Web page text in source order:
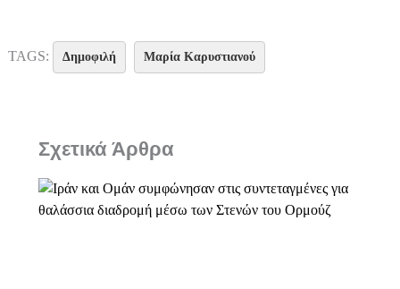
TAGS: Δημοφιλή Μαρία Καρυστιανού
Σχετικά Άρθρα